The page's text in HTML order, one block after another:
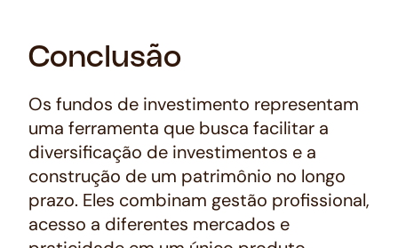
Conclusão
Os fundos de investimento representam
uma ferramenta que busca facilitar a
diversificação de investimentos e a
construção de um patrimônio no longo
prazo. Eles combinam gestão profissional,
acesso a diferentes mercados e